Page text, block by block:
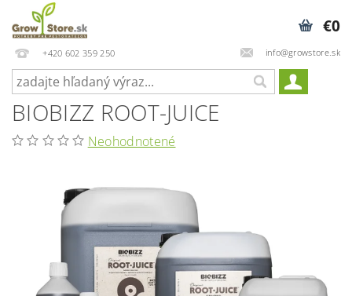
+420 602 359 250 info@growstore.sk
€0
BIOBIZZ ROOT-JUICE
Neohodnotené